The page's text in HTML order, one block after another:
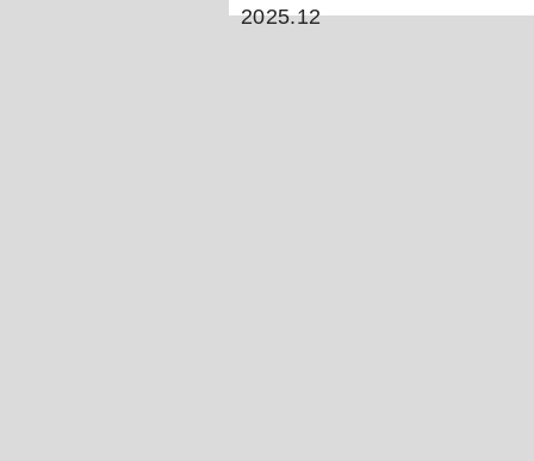
2025.12